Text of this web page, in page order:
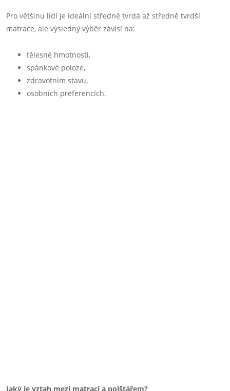
Pro většinu lidí je ideální středně tvrdá až středně tvrdší
matrace, ale výsledný výběr závisí na:
tělesné hmotnosti,
spánkové poloze,
zdravotním stavu,
osobních preferencích.
Jaký je vztah mezi matrací a polštářem?